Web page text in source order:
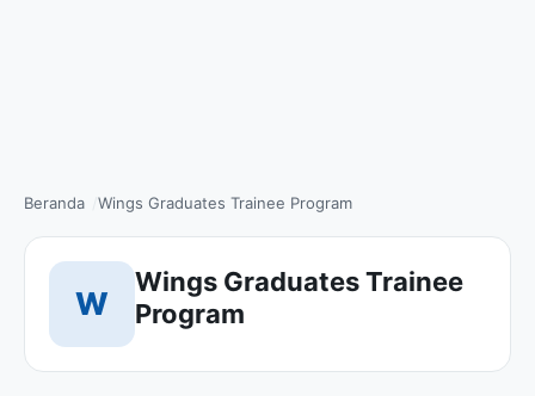
Beranda Wings Graduates Trainee Program
W
Wings Graduates Trainee
Program